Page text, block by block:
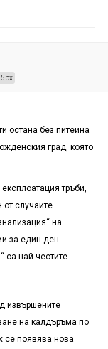
остана без питейна
град, която
тръби,
случаите
на
за един ден.
са най-честите
извършените
на калдъръма по
се появява нова